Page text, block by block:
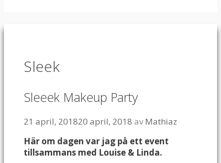
Sleek
Sleeek Makeup Party
21 april, 201820 april, 2018 avMathiaz
Här om dagen var jag på ett event
tillsammans med Louise & Linda.